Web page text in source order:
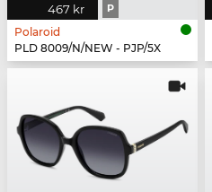
467 kr P
Polaroid
PLD 8009/N/NEW - PJP/5X